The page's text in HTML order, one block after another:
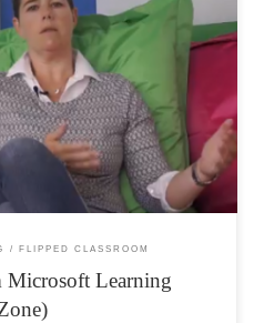
Muss es immer ein traditionelles
ich unter anderem diese Fragen!
Microsoft.
FLIPPED CLASSROOM
Microsoft Learning